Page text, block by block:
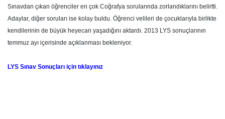
Sınavdan çıkan öğrenciler en çok Coğrafya sorularında zorlandıklarını belirtti.
Adaylar, diğer soruları ise kolay buldu. Öğrenci velileri de çocuklarıyla birlikte
kendilerinin de büyük heyecan yaşadığını aktardı. 2013 LYS sonuçlarının
temmuz ayı içerisinde açıklanması bekleniyor.
LYS Sınav Sonuçları için tıklayınız